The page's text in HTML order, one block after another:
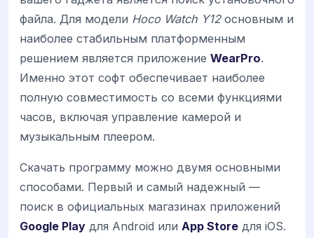
файла. Для модели Hoco Watch Y12основным и
наиболее стабильным платформенным
решением является приложение WearPro.
Именно этот софт обеспечивает наиболее
полную совместимость со всеми функциями
часов, включая управление камерой и
музыкальным плеером.
Скачать программу можно двумя основными
способами. Первый и самый надежный —
поиск в официальных магазинах приложений
Google Play для Android или App Store для iOS.